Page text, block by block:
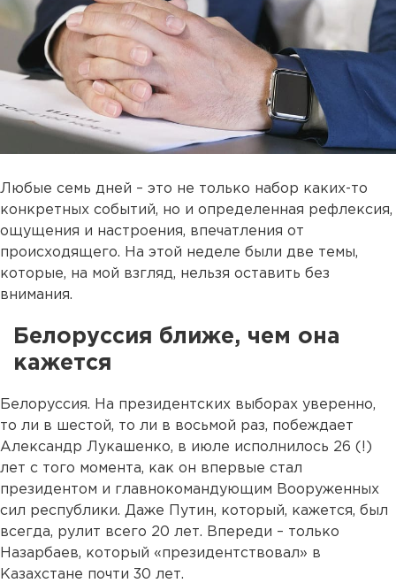
Любые семь дней – это не только набор каких-то
конкретных событий, но и определенная рефлексия,
ощущения и настроения, впечатления от
происходящего. На этой неделе были две темы,
которые, на мой взгляд, нельзя оставить без
внимания.
Белоруссия ближе, чем она
кажется
Белоруссия. На президентских выборах уверенно,
то ли в шестой, то ли в восьмой раз, побеждает
Александр Лукашенко, в июле исполнилось 26 (!)
лет с того момента, как он впервые стал
президентом и главнокомандующим Вооруженных
сил республики. Даже Путин, который, кажется, был
всегда, рулит всего 20 лет. Впереди – только
Назарбаев, который «президентствовал» в
Казахстане почти 30 лет.